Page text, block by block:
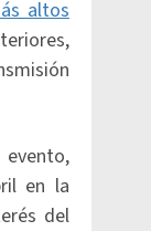
altos
en la
del